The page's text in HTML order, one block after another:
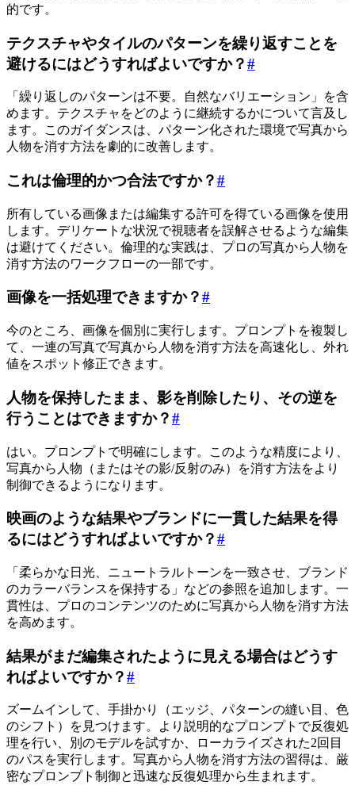
的です。
テクスチャやタイルのパターンを繰り返すことを
避けるにはどうすればよいですか？#
「繰り返しのパターンは不要。自然なバリエーション」を含
めます。テクスチャをどのように継続するかについて言及し
ます。このガイダンスは、パターン化された環境で写真から
人物を消す方法を劇的に改善します。
これは倫理的かつ合法ですか？#
所有している画像または編集する許可を得ている画像を使用
します。デリケートな状況で視聴者を誤解させるような編集
は避けてください。倫理的な実践は、プロの写真から人物を
消す方法のワークフローの一部です。
画像を一括処理できますか？#
今のところ、画像を個別に実行します。プロンプトを複製し
て、一連の写真で写真から人物を消す方法を高速化し、外れ
値をスポット修正できます。
人物を保持したまま、影を削除したり、その逆を
行うことはできますか？#
はい。プロンプトで明確にします。このような精度により、
写真から人物（またはその影/反射のみ）を消す方法をより
制御できるようになります。
映画のような結果やブランドに一貫した結果を得
るにはどうすればよいですか？#
「柔らかな日光、ニュートラルトーンを一致させ、ブランド
のカラーバランスを保持する」などの参照を追加します。一
貫性は、プロのコンテンツのために写真から人物を消す方法
を高めます。
結果がまだ編集されたように見える場合はどうす
ればよいですか？#
ズームインして、手掛かり（エッジ、パターンの縫い目、色
のシフト）を見つけます。より説明的なプロンプトで反復処
理を行い、別のモデルを試すか、ローカライズされた2回目
のパスを実行します。写真から人物を消す方法の習得は、厳
密なプロンプト制御と迅速な反復処理から生まれます。